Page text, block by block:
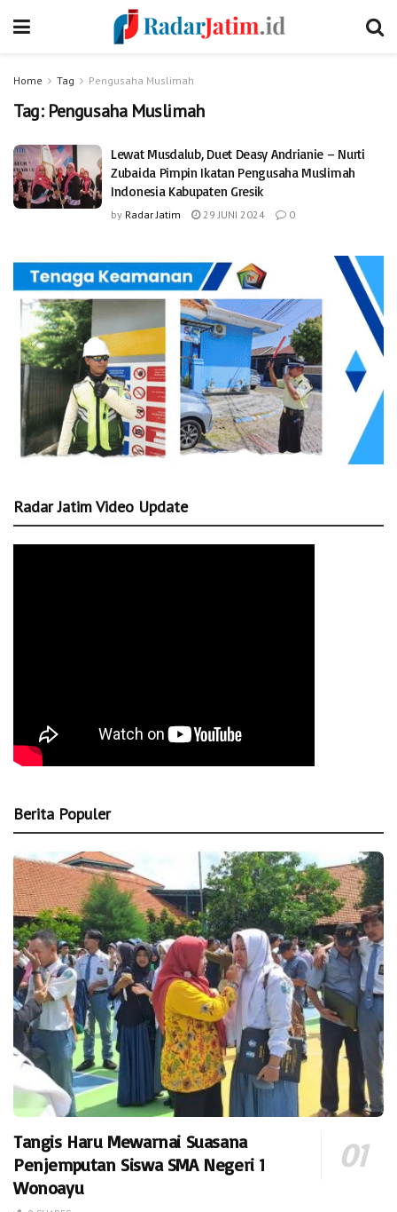
Home Tag Pengusaha Muslimah
Tag: Pengusaha Muslimah
Lewat Musdalub, Duet Deasy Andrianie – Nurti
Zubaida Pimpin Ikatan Pengusaha Muslimah
Indonesia Kabupaten Gresik
by Radar Jatim 29 JUNI 2024 0
Radar Jatim Video Update
Berita Populer
Tangis Haru Mewarnai Suasana
Penjemputan Siswa SMA Negeri 1
Wonoayu